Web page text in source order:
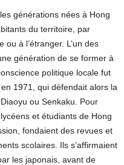
générations nées à Hong
du territoire, par
à l’étranger. L’un des
génération de se former à
politique locale fut
1971, qui défendait alors la
ou Senkaku. Pour
et étudiants de Hong
fondaient des revues et
scolaires. Ils s’affirmaient
les japonais, avant de